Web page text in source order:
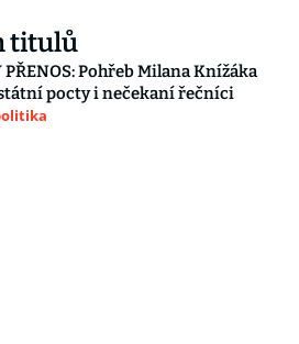
titulů
PŘENOS: Pohřeb Milana Knížáka
pocty i nečekaní řečníci